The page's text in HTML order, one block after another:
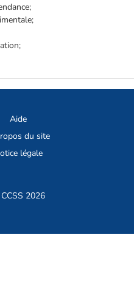
Aide
du site
légale
2026